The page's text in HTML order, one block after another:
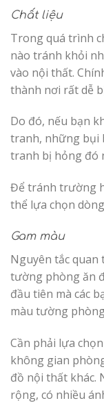
Chất liệu
Trong quá trình
nào tránh khỏi
vào nội thất.
thành nơi rất dễ
Do đó, nếu bạn
tranh, những bụi
tranh bị hỏng đó
Để tránh trường
thể lựa chọn
Gam màu
Nguyên tắc
tường phòng ăn
đầu tiên mà các
màu tường
Cần phải lựa
không gian
đồ nội thất khác.
rộng, có nhiều